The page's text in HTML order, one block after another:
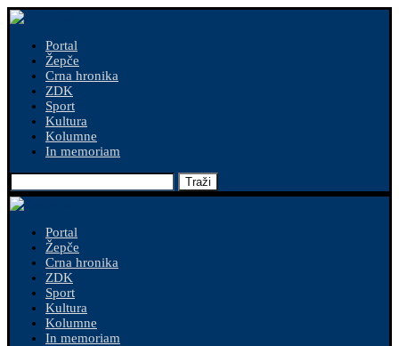
Portal
Žepče
Crna hronika
ZDK
Sport
Kultura
Kolumne
In memoriam
Traži
Portal
Žepče
Crna hronika
ZDK
Sport
Kultura
Kolumne
In memoriam